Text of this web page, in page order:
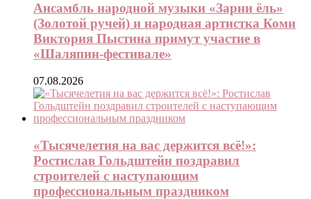
Ансамбль народной музыки «Зарни ёль»
(Золотой ручей) и народная артистка Коми
Виктория Пыстина примут участие в
«Шаляпин-фестивале»
07.08.2026
«Тысячелетия на вас держится всё!»:
Ростислав Гольдштейн поздравил
строителей с наступающим
профессиональным праздником